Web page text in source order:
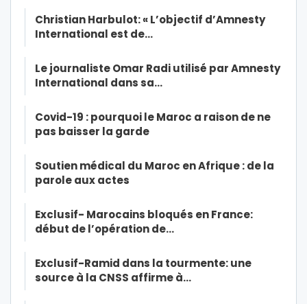
Christian Harbulot: « L’objectif d’Amnesty
International est de…
Le journaliste Omar Radi utilisé par Amnesty
International dans sa…
Covid-19 : pourquoi le Maroc a raison de ne
pas baisser la garde
Soutien médical du Maroc en Afrique : de la
parole aux actes
Exclusif- Marocains bloqués en France:
début de l’opération de…
Exclusif-Ramid dans la tourmente: une
source à la CNSS affirme à…